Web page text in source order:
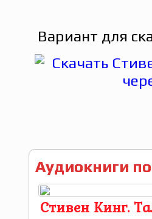
Вариант для
Аудиокниги
Стивен Кинг.